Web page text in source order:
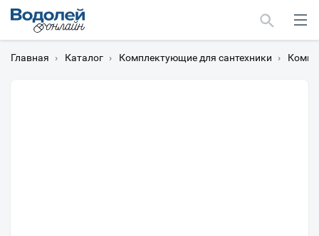
Главная › Каталог › Комплектующие для сантехники ›